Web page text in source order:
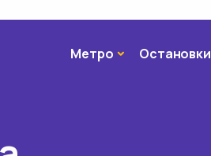
МетроМетроОстановки